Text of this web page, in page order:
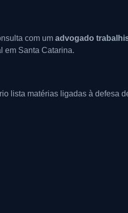
com um advogado
em Santa Catarina.
lista matérias ligadas à defesa